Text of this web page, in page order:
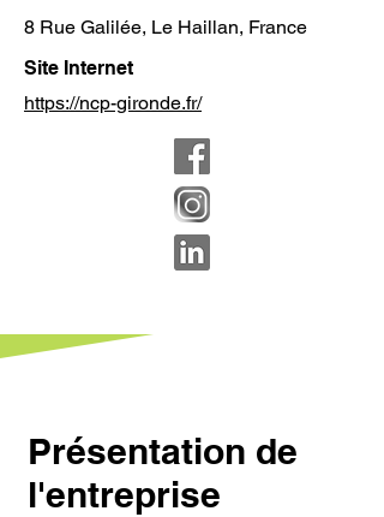
8 Rue Galilée, Le Haillan, France
Site Internet
https://ncp-gironde.fr/
Présentation de
l'entreprise